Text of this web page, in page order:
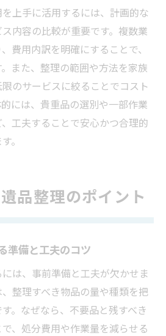
上手に活用するには、計画的な
内容の比較が重要です。複数業
費用内訳を明確にすることで、
また、整理の範囲や方法を家族
のサービスに絞ることでコスト
には、貴重品の選別や一部作業
工夫することで安心かつ合理的
。
品整理のポイント
準備と工夫のコツ
は、事前準備と工夫が欠かせま
整理すべき物品の量や種類を把
。なぜなら、不要品と残すべき
、処分費用や作業量を減らせる